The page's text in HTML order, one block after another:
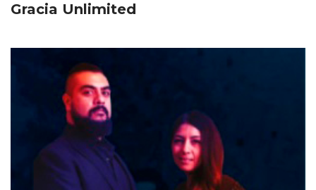
Gracia Unlimited